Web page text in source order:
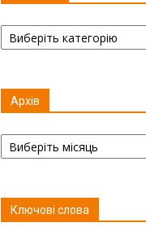
Категорії
Архів
Архів
Ключові слова